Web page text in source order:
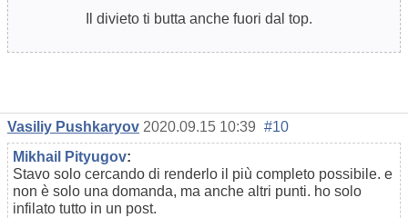
Il divieto ti butta anche fuori dal top.
Vasiliy Pushkaryov 2020.09.15 10:39 #10
Mikhail Pityugov:
Stavo solo cercando di renderlo il più completo possibile. e
non è solo una domanda, ma anche altri punti. ho solo
infilato tutto in un post.